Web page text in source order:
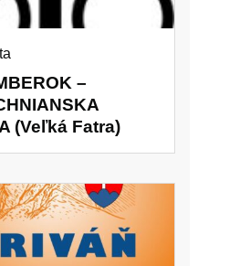
–
(Veľká Fatra)